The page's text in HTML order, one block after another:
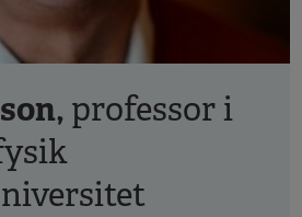
professor i